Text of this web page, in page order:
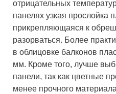
отрицательных
панелях узкая прослойка
прикрепляющаяся к
разорваться. Более
в облицовке балконов
мм. Кроме того, лучше
панели, так как цветные
менее прочного